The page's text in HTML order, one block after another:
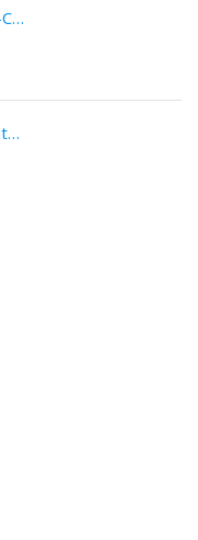
Caisse d'Epargne Saint-Brice-En-Coglès 4 Rue Châteaubriand
Caisse d'Epargne Avranches Centre Commercial Leclerc